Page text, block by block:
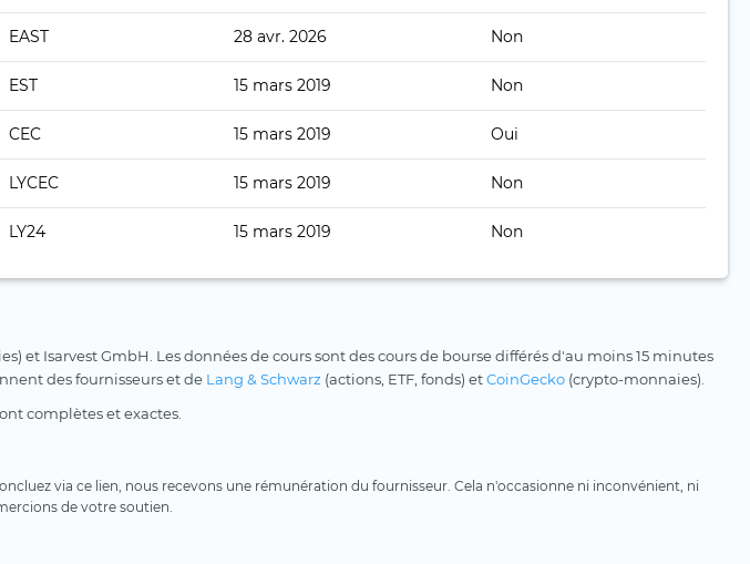
EAST 28 avr. 2026 Non
EST 15 mars 2019 Non
CEC 15 mars 2019 Oui
LYCEC 15 mars 2019 Non
LY24 15 mars 2019 Non
et Isarvest GmbH. Les données de cours sont des cours de bourse différés d'au moins 15 minutes
des fournisseurs et de Lang & Schwarz (actions, ETF, fonds) etCoinGecko (crypto-monnaies).
complètes et exactes.
via ce lien, nous recevons une rémunération du fournisseur. Cela n'occasionne ni inconvénient, ni
de votre soutien.